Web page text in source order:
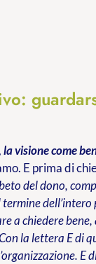
visione come
E prima di
del dono,
a chiedere
la lettera E di
E